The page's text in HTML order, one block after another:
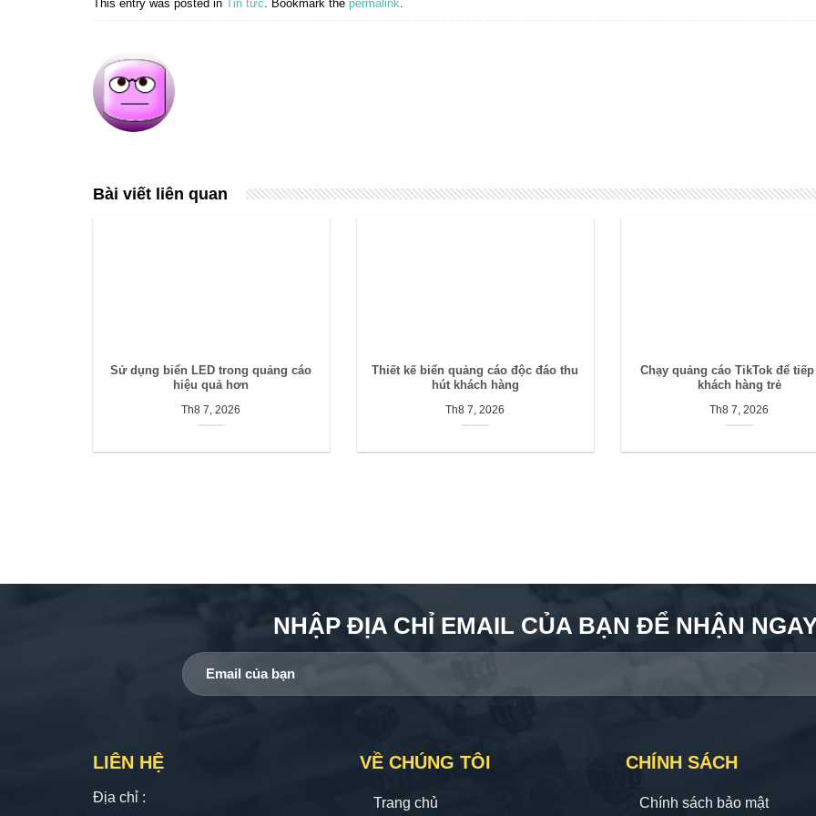
This entry was posted in Tin tức. Bookmark the permalink.
Bài viết liên quan
Sử dụng biển LED trong quảng cáo
hiệu quả hơn
Th8 7, 2026
Thiết kế biển quảng cáo độc đáo thu
hút khách hàng
Th8 7, 2026
Chạy quảng cáo TikTok để
khách hàng trẻ
Th8 7, 2026
NHẬP ĐỊA CHỈ EMAIL CỦA BẠN ĐỂ NHẬN
LIÊN HỆ
Địa chỉ :
VỀ CHÚNG TÔI
Trang chủ
CHÍNH SÁCH
Chính sách bảo mật